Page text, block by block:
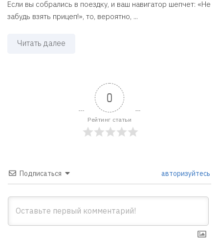
Если вы собрались в поездку, и ваш навигатор шепчет: «Не
забудь взять прицеп!», то, вероятно, ...
Читать далее
0
Рейтинг статьи
Подписаться авторизуйтесь